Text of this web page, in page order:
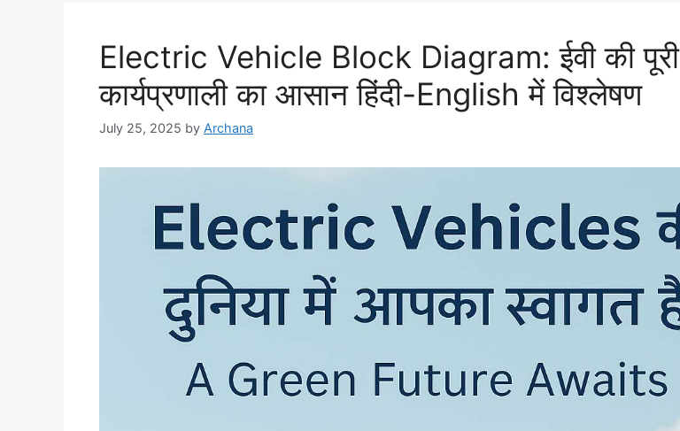
Electric Vehicle Block Diagram: ईवी की पूरी
कार्यप्रणाली का आसान हिंदी-English में विश्लेषण
July 25, 2025 by Archana